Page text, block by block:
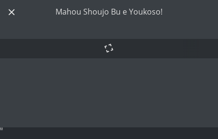
Mahou Shoujo Bu e Youkoso!